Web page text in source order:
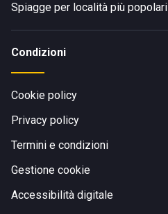
Spiagge per località più popolari
Condizioni
Cookie policy
Privacy policy
Termini e condizioni
Gestione cookie
Accessibilità digitale